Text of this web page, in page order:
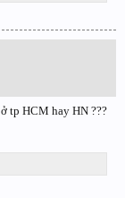
tp HCM hay HN ???